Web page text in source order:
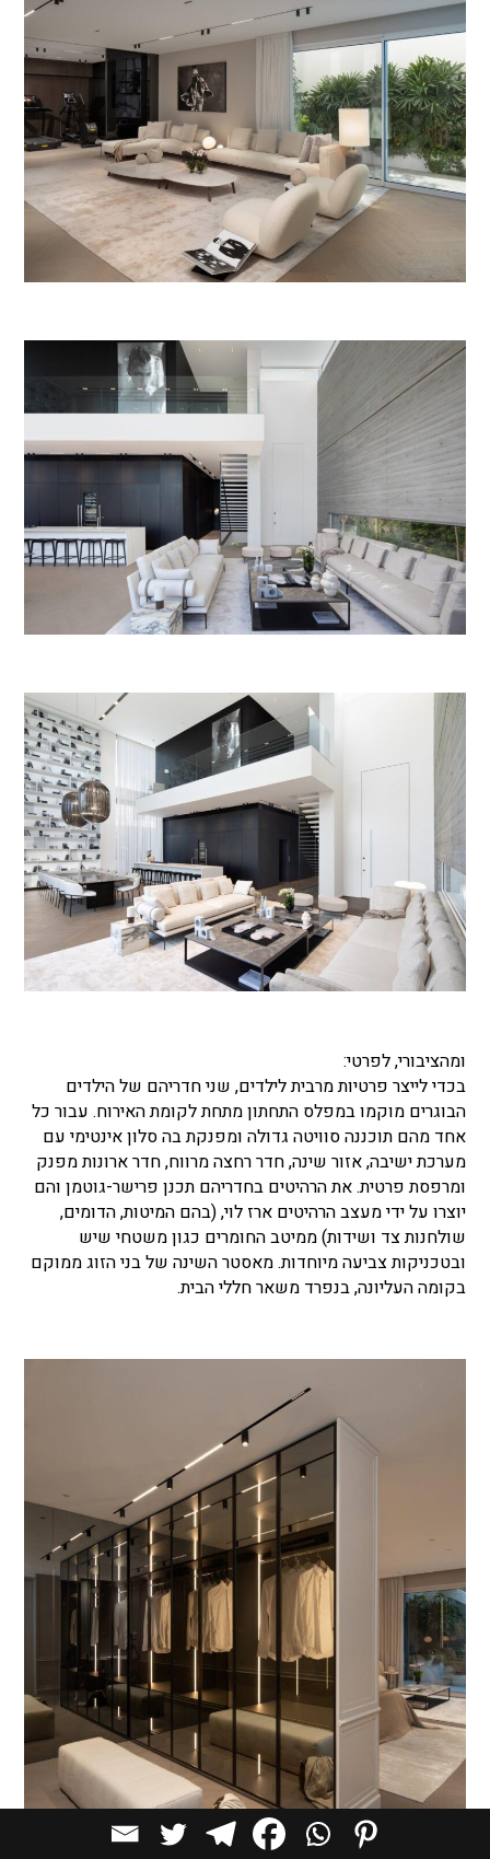
ומהציבורי, לפרטי:
בכדי לייצר פרטיות מרבית לילדים, שני חדריהם של הילדים
הבוגרים מוקמו במפלס התחתון מתחת לקומת האירוח. עבור כל
אחד מהם תוכננה סוויטה גדולה ומפנקת בה סלון אינטימי עם
מערכת ישיבה, אזור שינה, חדר רחצה מרווח, חדר ארונות מפנק
ומרפסת פרטית. את הרהיטים בחדריהם תכנן פרישר-גוטמן והם
יוצרו על ידי מעצב הרהיטים ארז לוי, (בהם המיטות, הדומים,
שולחנות צד ושידות) ממיטב החומרים כגון משטחי שיש
ובטכניקות צביעה מיוחדות. מאסטר השינה של בני הזוג ממוקם
בקומה העליונה, בנפרד משאר חללי הבית.